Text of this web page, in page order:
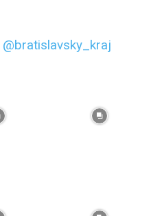
@bratislavsky_kraj